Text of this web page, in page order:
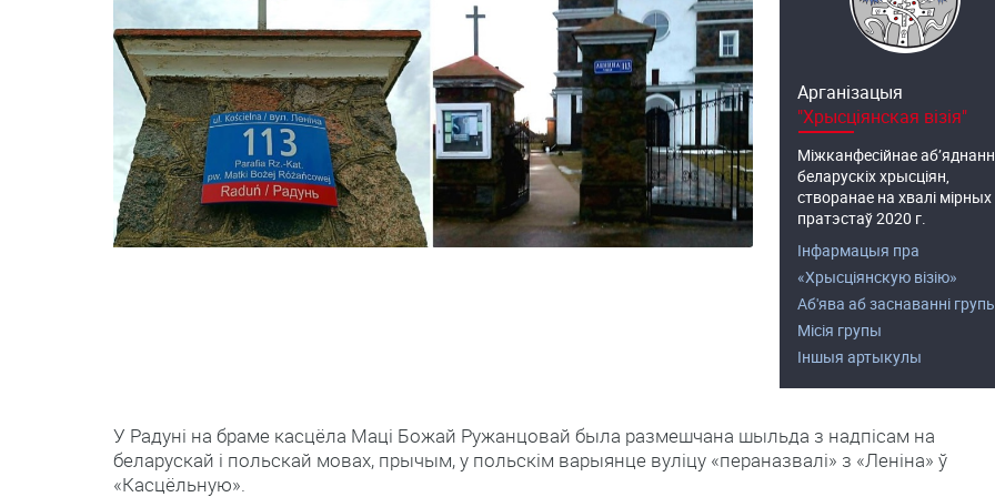
Арганізацыя
"Хрысціянская візія"
Міжканфесійнае
беларускіх хрысціян,
створанае на хвалі мірных
пратэстаў 2020 г.
Інфармацыя пра
«Хрысціянскую візію»
Аб'ява аб заснаванні
Місія групы
Іншыя артыкулы
У Радуні на браме касцёла Маці Божай Ружанцовай была размешчана шыльда з надпісам на
беларускай і польскай мовах, прычым, у польскім варыянце вуліцу «пераназвалі» з «Леніна» ў
«Касцёльную».